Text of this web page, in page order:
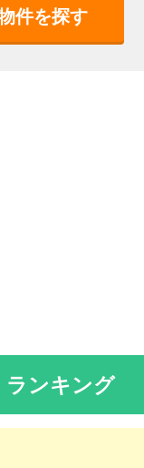
件を探す
ランキング